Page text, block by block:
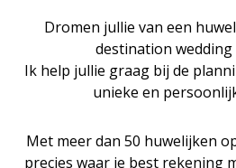
Dromen jullie van een
destination wedding
Ik help jullie graag bij de
unieke en
Met meer dan 50 huwelijken
precies waar je best rekening